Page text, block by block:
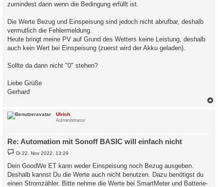
zumindest dann wenn die Bedingung erfüllt ist.
Die Werte Bezug und Einspeisung sind jedoch nicht abrufbar, deshalb
vermutlich die Fehlermeldung.
Heute bringt meine PV auf Grund des Wetters keine Leistung, deshalb
auch kein Wert bei Einspeisung (zuerst wird der Akku geladen).
Sollte da dann nicht "0" stehen?
Liebe Grüße
Gerhard
Ulrich
Administrator
Re: Automation mit Sonoff BASIC will einfach nicht
B
e
i
t
r
g
Di 22. Nov 2022, 13:29
Dein GoodWe ET kann weder Einspeisung noch Bezug ausgeben.
Deshalb kannst Du die Werte auch nicht benutzen. Dazu benötigst du
einen Stromzähler. Bitte nehme die Werte bei SmartMeter und Batterie-